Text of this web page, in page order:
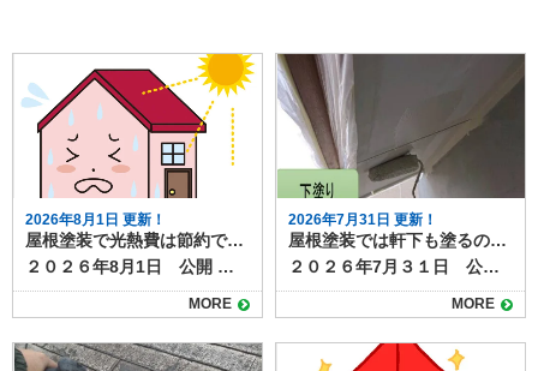
2026年8月1日 更新！
屋根塗装で光熱費は節約できる？遮熱塗料の効果と施工のポイント
２０２６年8月1日 公開 屋根塗装では遮熱塗料は、熱によるダメージを抑える効果があり、塗装工事の選択肢の１つになっています。 そんな遮熱塗料について調べていると、「光熱費の節約につながるのか」と疑問を持つ方も多いのではないでしょうか？ 実は、近年注目されている遮熱塗料を使った屋根塗装は、夏場の冷房費を中心に光熱費を抑える効果が期待できます。今回は、遮熱塗料による光熱費節約の仕組みや効果、導入時の注意点を詳しく解説します。 目次屋根塗装で光熱費できる？遮熱塗料の仕組み遮熱塗料で得られる光熱費削減効果屋根塗装工事で光熱費を節約を最大化するためのポイント断熱材との併用塗料の種類と性能の確認屋根の形状や環境条件屋根塗装なら遮熱塗料がおすすめです 屋根塗装で光熱費できる？遮熱塗料の仕組み 遮熱塗料は、屋根に太陽光が当たったときの熱の吸収を抑える働きがありる塗料です。 従来の塗料に比べて反射率が高く、屋根表面温度を約10〜20℃下げることが可能です。その結果、屋根から室内に伝わる熱が減り、冷房の使用を抑えることができます。特に夏場に冷房費が大きくかかる家庭では、光熱費の削減効果が実感しやすいでしょう。 （▲出典 エスケー化研公式サイト） 遮熱塗料で得られる光熱費削減効果 遮熱塗料を使用すると、室内の温度上昇を抑制できるため、冷房の使用時間や設定温度を抑えることにつながり、毎月の電気代削減が期待できます。 一般的な住宅では年間で数千円から数万円の光熱費削減が期待でき、長期的に見れば塗装費用の一部を回収できるケースもあります。また、室内の温度上昇が抑えられることで、快適な居住空間を維持できる点も大きなメリットです。 屋根塗装工事で光熱費を節約を最大化するためのポイント 遮熱塗料による効果は、次のポイントに注意するとより効果が期待できます。 断熱材との併用 遮熱塗料は太陽光の反射が得意ですが、熱を遮断する力は限定的です。屋根の断熱材と組み合わせることで、夏の冷房費削減だけでなく冬の暖房効率も改善できます。 塗料の種類と性能の確認 遮熱塗料にもグレードや性能差があり、反射率や耐久性によって効果が変わります。メーカーのデータや施工実績を確認して選ぶことが大切です。塗料の性能について長年の実績があるメーカーの品を選ぶことも推奨されます。 屋根の形状や環境条件 屋根の勾配、周囲の建物の影、地域の気候によっても効果は変わります。実際の節約効果を知るには、施工業者にシミュレーションしてもらうのがおすすめです。 屋根塗装なら遮熱塗料がおすすめです 遮熱塗料を用いた屋根塗装は、夏場の冷房費削減に大きく貢献し、長期的に光熱費の節約につながります。また屋根表面への熱ダメージも抑制でき、太陽光による劣化の進行を遅らせる効果も期待できます。 ただし、塗料の性能や施工環境によって効果は異なるため、断熱材との併用や施工実績のある業者選びが重要です。屋根塗装を検討する際には、見た目の美しさだけでなく、光熱費削減という実用的なメリットも意識してみましょう。 塗り達では、遮熱塗料の取り扱いがございます。 ▶塗り達 屋根塗装 遮熱塗料プラン 遮熱塗料での施工をご検討なら、施工実績も豊富な塗り達にぜひご相談ください。
MORE
2026年7月31日 更新！
屋根塗装では軒下も塗るの？軒下の役割と塗装の必要性を解説
２０２６年7月３１日 公開 屋根塗装を検討するとき、「軒下も一緒に塗るべきなのか」と疑問に思う人は少なくありません。 軒下は普段あまり目につかない部分ですが、家の外観や耐久性に影響する大切な場所です。 本記事では軒下の役割や塗装の必要性、放置するとどうなるのかを解説します。 目次軒下の役割と特徴屋根塗装では軒下も一緒に塗るべき？メリットと塗装方法軒下の劣化を放置するデメリット屋根塗装の際には軒下塗装も一緒に検討すると◎ 軒下の役割と特徴 軒下は屋根の先端部分から外壁までの張り出した部分の裏側を指し、「軒天」や「軒天井」とも呼ばれます。 直射日光や雨を遮り、外壁や窓の劣化を防ぐ役割を持っています。さらに、外観デザインの一部として家全体の印象にも関わるため、意外と重要なパーツです。 軒下は屋根や外壁ほど強い雨風にはさらされませんが、湿気や汚れがこもりやすく、塗膜が劣化するとカビやシミが発生することがあります。特に風通しの悪い面では、黒ずみや剥がれが進行しやすく、見た目にも影響します。 また、塗膜の劣化は下地素材の腐食や傷みにもつながります。 屋根塗装では軒下も一緒に塗るべき？メリットと塗装方法 屋根塗装の際に軒下も一緒に塗るメリットは、まず美観の統一です。屋根や外壁だけを塗り替えても、軒下が汚れていると全体が古びた印象になってしまいます。 また、同時に塗ることで足場費用の節約にもなります。別のタイミングで軒下だけ塗る場合、再度足場を組む必要があり、余計なコストがかかります。 屋根と同様に、軒下の塗装方法も素材によって異なります。一般的な合板やケイカル板の場合、防カビ性のある塗料で仕上げると長持ちします。 木製の場合は、塗膜で保護しながら通気性を確保することが重要です。下地が傷んでいる場合は塗装前に補修を行う必要があります。 軒下の劣化を放置するデメリット 軒下を塗らずに放置すると、汚れやカビが目立つだけでなく、塗膜剥離や腐食が進行し、交換工事が必要になることもあります。大掛かりな補修は塗装より高額になるため、予防としての塗装が有効です。 屋根塗装の際には軒下塗装も一緒に検討すると◎ 屋根塗装のタイミングで軒下も塗ることは、美観維持と耐久性向上の両面でおすすめです。特に足場を使う工事では、まとめて施工することで費用対効果も高まります。見えにくい場所だからこそ、定期的な点検と塗装で家全体を長持ちさせましょう。 塗り達では、軒下をはじめとした付帯部の塗装も、屋根塗装や外壁塗装と一緒に施工可能です。お気軽にご相談ください！
MORE